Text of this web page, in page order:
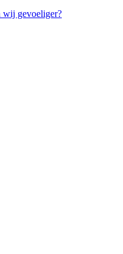
gevoeliger?